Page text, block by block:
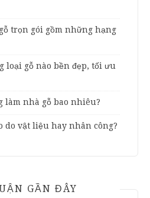
trọn gói gồm những hạng
loại gỗ nào bền đẹp, tối ưu
làm nhà gỗ bao nhiêu?
do vật liệu hay nhân công?
GẦN ĐÂY